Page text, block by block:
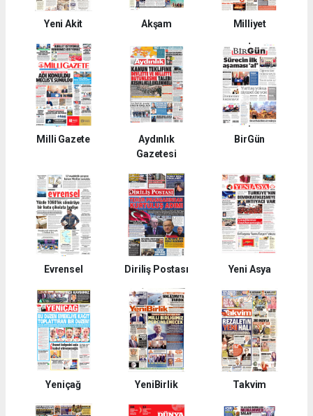
Yeni Akit Akşam Milliyet
Milli Gazete
Aydınlık
Gazetesi
BirGün
Evrensel Diriliş Postası Yeni Asya
Yeniçağ YeniBirlik Takvim